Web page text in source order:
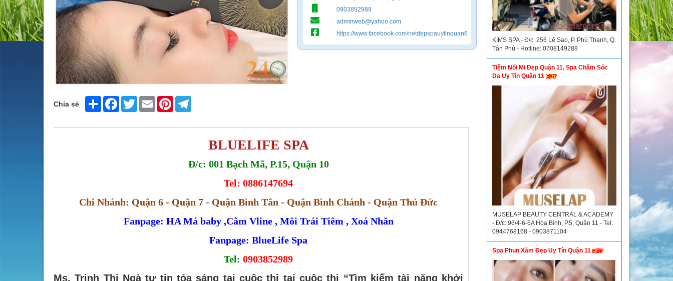
Chia sẻ Share FacebookTwitter Email Pinterest
0903852989
adminweb@yahoo.com
https://www.facebook.com/netdepspauytinquan6
BLUELIFE SPA
Đ/c: 001 Bạch Mã, P.15, Quận 10
Tel: 0886147694
Chi Nhánh: Quận 6 - Quận 7 - Quận Bình Tân - Quận Bình Chánh - Quận Thủ Đức
Fanpage: HA Má baby ,Cằm Vline , Môi Trái Tiêm , Xoá Nhăn
Fanpage: BlueLife Spa
Tel: 0903852989
Ms. Trịnh Thị Ngà tự tin tỏa sáng tại cuộc thi tại cuộc thi “Tìm kiếm tài năng khởi
KIMS SPA - Đ/c: 256 Lê Sao, P. Phú Thạnh, Q.
Tân Phú - Hotline: 0708149288
Tiệm Nối Mi Đẹp Quận 11, Spa Chăm Sóc
Da Uy Tín Quận 11
MUSELAP BEAUTY CENTRAL & ACADEMY
- Đ/c: 96/4-6-6A Hòa Bình, P.5, Quận 11 - Tel:
0944768168 - 0903871104
Spa Phun Xăm Đẹp Uy Tín Quận 11